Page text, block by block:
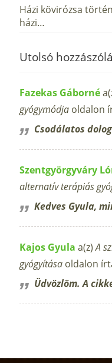
Házi kövirózsa
házi…
Utolsó
Fazekas Gáborné
gyógymódja oldalon
Csodálatos
Szentgyörgyváry
alternatív terápiás
Kedves Gyula,
Kajos Gyula a(z)A
gyógyítása oldalon
Üdvözlöm. A